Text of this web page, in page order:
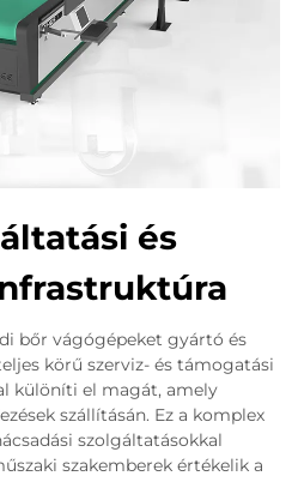
és
bőr vágógépeket gyártó és
körű szerviz- és támogatási
különíti el magát, amely
szállításán. Ez a komplex
szolgáltatásokkal
szakemberek értékelik a